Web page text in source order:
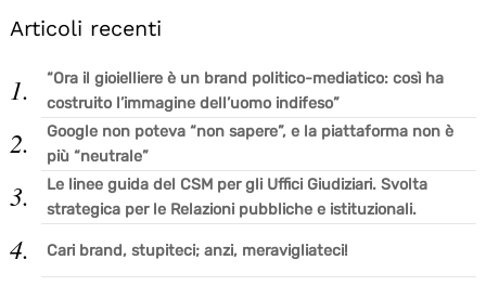
Articoli recenti
“Ora il gioielliere è un brand politico-mediatico: così ha
costruito l’immagine dell’uomo indifeso”
Google non poteva “non sapere”, e la piattaforma non è
più “neutrale”
Le linee guida del CSM per gli Uffici Giudiziari. Svolta
strategica per le Relazioni pubbliche e istituzionali.
Cari brand, stupiteci; anzi, meravigliateci!